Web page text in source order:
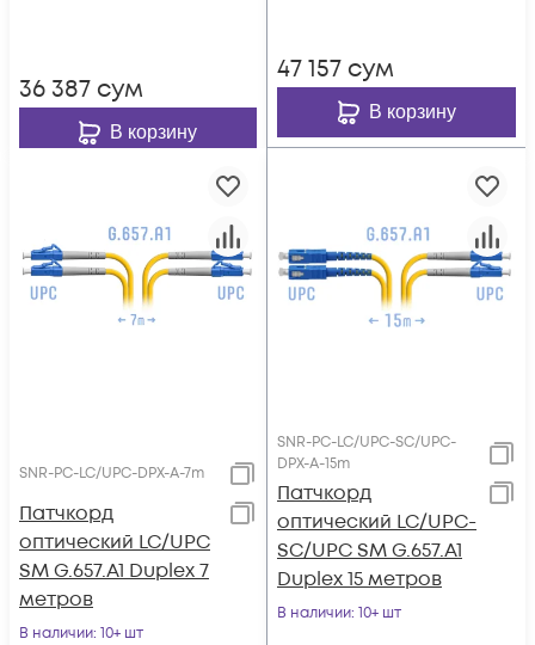
36 387 сум
В корзину
47 157 сум
В корзину
SNR-PC-LC/UPC-DPX-A-7m
Патчкорд
оптический LC/UPC
SM G.657.A1 Duplex 7
метров
В наличии: 10+ шт
SNR-PC-LC/UPC-SC/UPC-
DPX-A-15m
Патчкорд
оптический LC/UPC-
SC/UPC SM G.657.A1
Duplex 15 метров
В наличии: 10+ шт